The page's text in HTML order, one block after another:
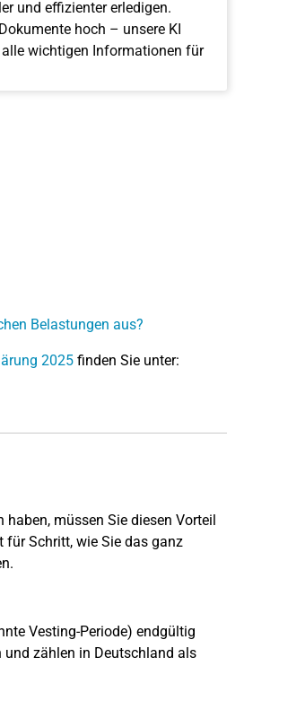
und effizienter erledigen.
hoch – unsere KI
wichtigen Informationen für
Belastungen aus?
2025finden Sie unter:
müssen Sie diesen Vorteil
für Schritt, wie Sie das ganz
Vesting-Periode) endgültig
und zählen in Deutschland als